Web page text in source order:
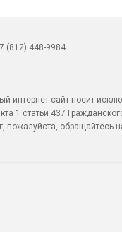
(812) 448-9984
сайт носит
1 статьи 437
пожалуйста, обращайтесь